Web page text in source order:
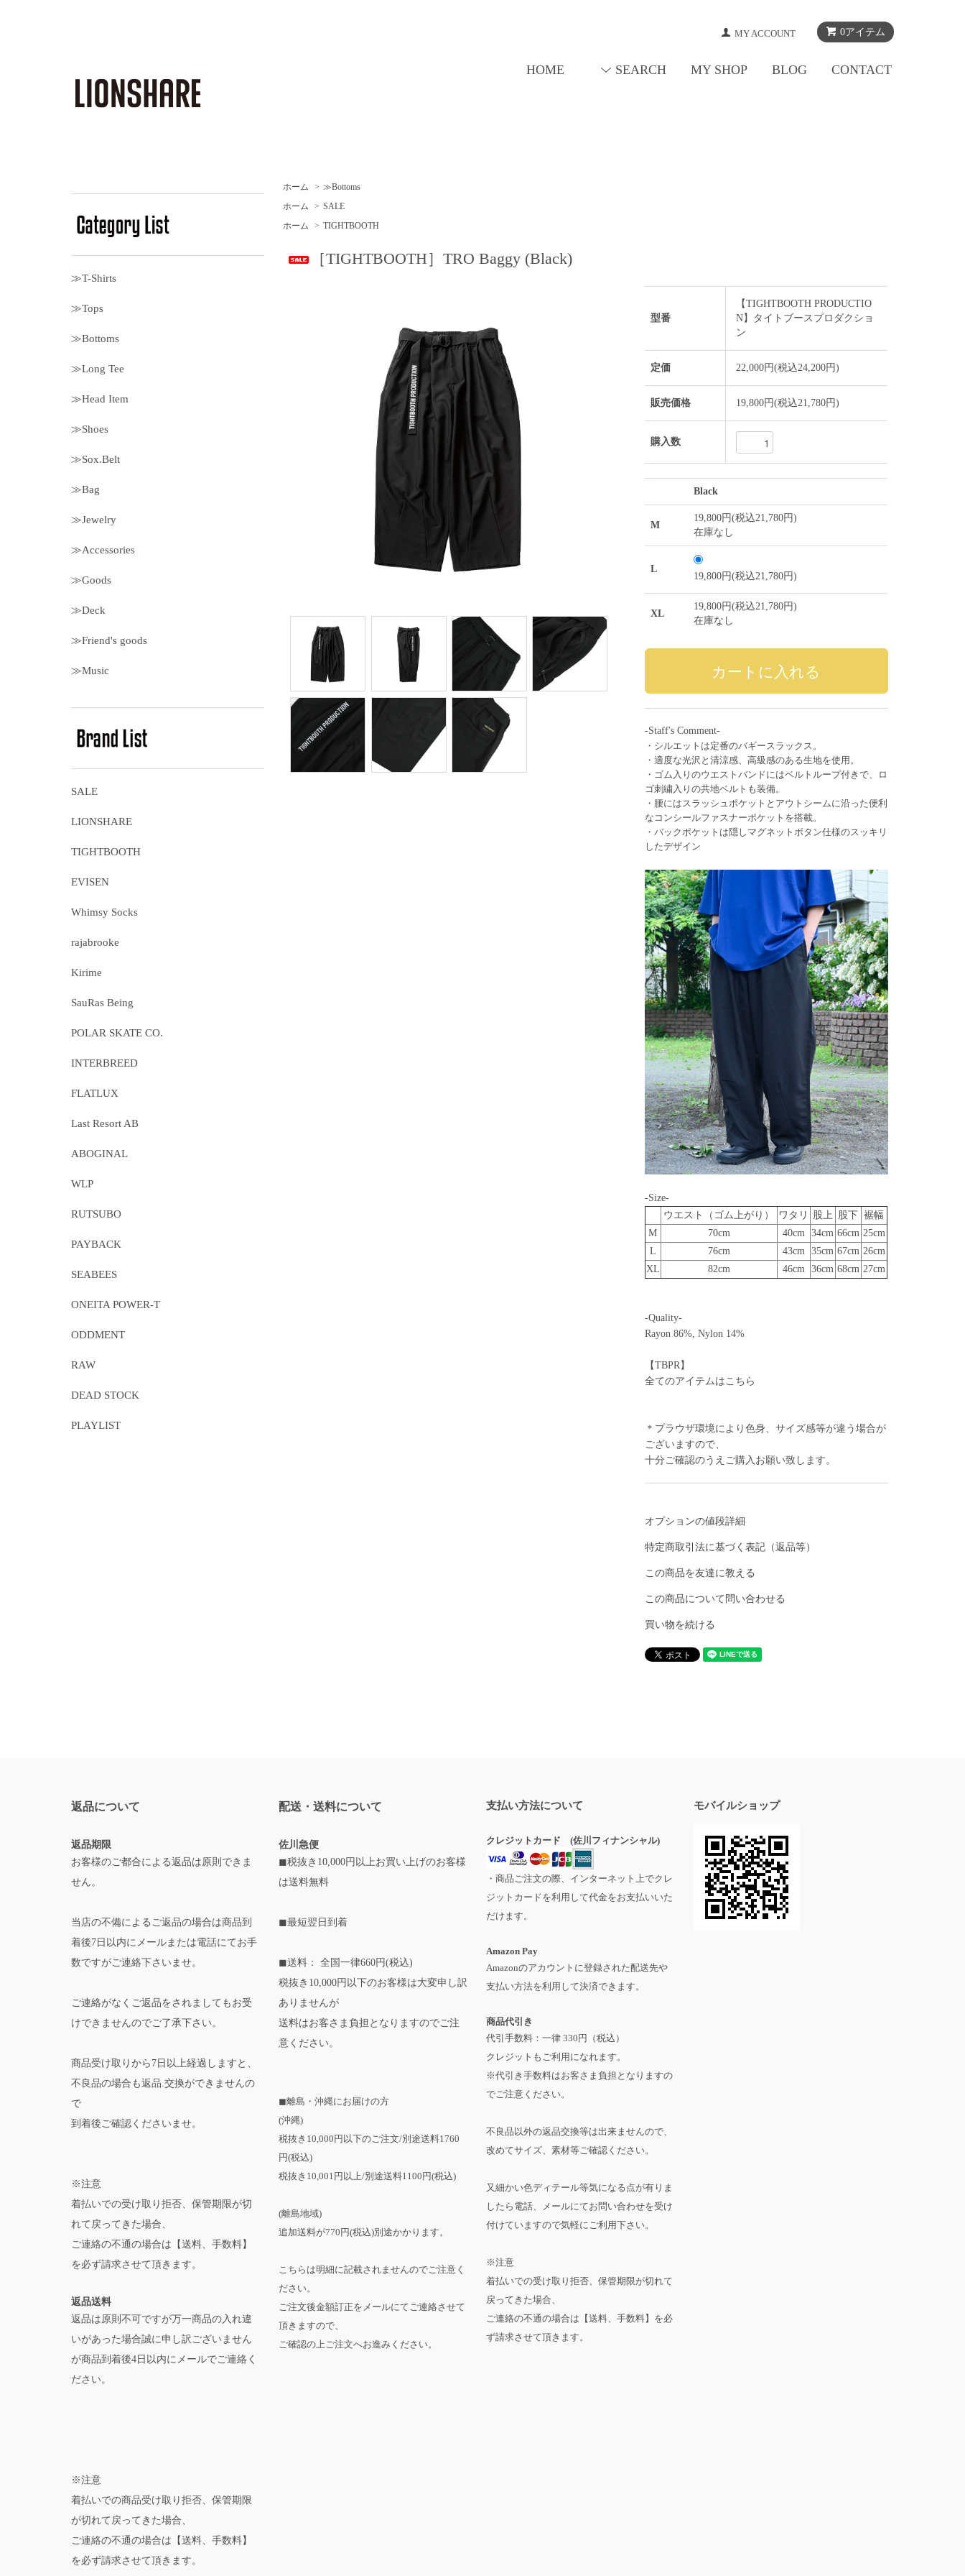
0アイテム
MY ACCOUNT
HOME SEARCH MY SHOP BLOG CONTACT
ホーム > ≫Bottoms
ホーム
> SALE
ホーム
> TIGHTBOOTH
［TIGHTBOOTH］TRO Baggy (Black)
型番
【TIGHTBOOTH PRODUCTIO
N】タイトブースプロダクショ
ン
定価 22,000円(税込24,200円)
販売価格 19,800円(税込21,780円)
購入数
Black
M
19,800円(税込21,780円)
在庫なし
L
19,800円(税込21,780円)
XL
19,800円(税込21,780円)
在庫なし
-Staff's Comment-
・シルエットは定番のバギースラックス。
・適度な光沢と清涼感、高級感のある生地を使用。
・ゴム入りのウエストバンドにはベルトループ付きで、ロ
ゴ刺繍入りの共地ベルトも装備。
・腰にはスラッシュポケットとアウトシームに沿った便利
なコンシールファスナーポケットを搭載。
・バックポケットは隠しマグネットボタン仕様のスッキリ
したデザイン
-Size-
ウエスト（ゴム上がり）
ワタリ 股上 股下 裾幅
M
70cm 40cm 34cm 66cm 25cm
L
76cm 43cm 35cm 67cm 26cm
XL
82cm 46cm 36cm 68cm 27cm
-Quality-
Rayon 86%, Nylon 14%
【TBPR】
全てのアイテムはこちら
＊プラウザ環境により色身、サイズ感等が違う場合が
ございますので、
十分ご確認のうえご購入お願い致します。
オプションの値段詳細
特定商取引法に基づく表記（返品等）
この商品を友達に教える
この商品について問い合わせる
買い物を続ける
≫T-Shirts
≫Tops
≫Bottoms
≫Long Tee
≫Head Item
≫Shoes
≫Sox.Belt
≫Bag
≫Jewelry
≫Accessories
≫Goods
≫Deck
≫Friend's goods
≫Music
SALE
LIONSHARE
TIGHTBOOTH
EVISEN
Whimsy Socks
rajabrooke
Kirime
SauRas Being
POLAR SKATE CO.
INTERBREED
FLATLUX
Last Resort AB
ABOGINAL
WLP
RUTSUBO
PAYBACK
SEABEES
ONEITA POWER-T
ODDMENT
RAW
DEAD STOCK
PLAYLIST
返品について
返品期限
お客様のご都合による返品は原則できま
せん。
当店の不備によるご返品の場合は商品到
着後7日以内にメールまたは電話にてお手
数ですがご連絡下さいませ。
ご連絡がなくご返品をされましてもお受
けできませんのでご了承下さい。
商品受け取りから7日以上経過しますと、
不良品の場合も返品.交換ができませんの
で
到着後ご確認くださいませ。
※注意
着払いでの受け取り拒否、保管期限が切
れて戻ってきた場合、
ご連絡の不通の場合は【送料、手数料】
を必ず請求させて頂きます。
返品送料
返品は原則不可ですが万一商品の入れ違
いがあった場合誠に申し訳ございません
が商品到着後4日以内にメールでご連絡く
ださい。
※注意
着払いでの商品受け取り拒否、保管期限
が切れて戻ってきた場合、
ご連絡の不通の場合は【送料、手数料】
を必ず請求させて頂きます。
配送・送料について
佐川急便
◼税抜き10,000円以上お買い上げのお客様
は送料無料
◼最短翌日到着
◼送料： 全国一律660円(税込)
税抜き10,000円以下のお客様は大変申し訳
ありませんが
送料はお客さま負担となりますのでご注
意ください。
◼離島・沖縄にお届けの方
(沖縄)
税抜き10,000円以下のご注文/別途送料1760
円(税込)
税抜き10,001円以上/別途送料1100円(税込)
(離島地域)
追加送料が770円(税込)別途かかります。
こちらは明細に記載されませんのでご注意く
ださい。
ご注文後金額訂正をメールにてご連絡させて
頂きますので、
ご確認の上ご注文へお進みください。
支払い方法について
クレジットカード (佐川フィナンシャル)
・商品ご注文の際、インターネット上でクレ
ジットカードを利用して代金をお支払いいた
だけます。
Amazon Pay
Amazonのアカウントに登録された配送先や
支払い方法を利用して決済できます。
商品代引き
代引手数料：一律 330円（税込）
クレジットもご利用になれます。
※代引き手数料はお客さま負担となりますの
でご注意ください。
不良品以外の返品交換等は出来ませんので、
改めてサイズ、素材等ご確認ください。
又細かい色ディテール等気になる点が有りま
したら電話、メールにてお問い合わせを受け
付けていますので気軽にご利用下さい。
※注意
着払いでの受け取り拒否、保管期限が切れて
戻ってきた場合、
ご連絡の不通の場合は【送料、手数料】を必
ず請求させて頂きます。
モバイルショップ